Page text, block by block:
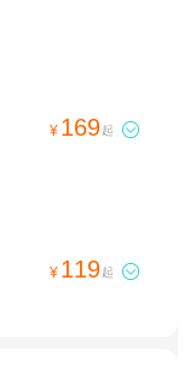
¥ 169起 
¥ 119起 